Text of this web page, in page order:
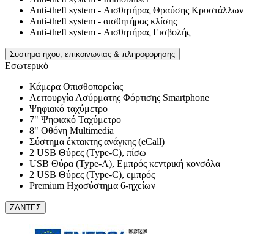
Anti-theft system - Αισθητήρας Θραύσης Κρυστάλλων
Anti-theft system - αισθητήρας κλίσης
Anti-theft system - Αισθητήρας Εισβολής
Συστημα ηχου, επικοινωνιας & πληροφορησης
Εσωτερικό
Κάμερα Οπισθοπορείας
Λειτουργία Ασύρματης Φόρτισης Smartphone
Ψηφιακό ταχύμετρο
7" Ψηφιακό Ταχύμετρο
8" Οθόνη Multimedia
Σύστημα έκτακτης ανάγκης (eCall)
2 USB Θύρες (Type-C), πίσω
USB Θύρα (Type-A), Εμπρός κεντρική κονσόλα
2 USB Θύρες (Type-C), εμπρός
Premium Ηχοσύστημα 6-ηχείων
ΖΑΝΤΕΣ